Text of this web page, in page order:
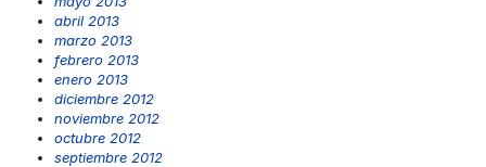
abril 2013
marzo 2013
febrero 2013
enero 2013
diciembre 2012
noviembre 2012
octubre 2012
septiembre 2012